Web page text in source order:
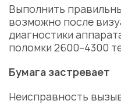
Выполнить
возможно после
диагностики
поломки 2600–4300
Бумага застревает
Неисправность